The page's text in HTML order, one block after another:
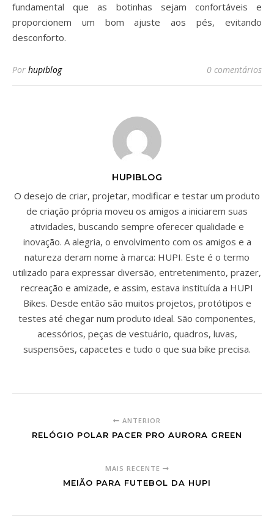
fundamental que as botinhas sejam confortáveis e
proporcionem um bom ajuste aos pés, evitando
desconforto.
Por hupiblog 0 comentários
HUPIBLOG
O desejo de criar, projetar, modificar e testar um produto
de criação própria moveu os amigos a iniciarem suas
atividades, buscando sempre oferecer qualidade e
inovação. A alegria, o envolvimento com os amigos e a
natureza deram nome à marca: HUPI. Este é o termo
utilizado para expressar diversão, entretenimento, prazer,
recreação e amizade, e assim, estava instituída a HUPI
Bikes. Desde então são muitos projetos, protótipos e
testes até chegar num produto ideal. São componentes,
acessórios, peças de vestuário, quadros, luvas,
suspensões, capacetes e tudo o que sua bike precisa.
ANTERIOR
RELÓGIO POLAR PACER PRO AURORA GREEN
MAIS RECENTE
MEIÃO PARA FUTEBOL DA HUPI